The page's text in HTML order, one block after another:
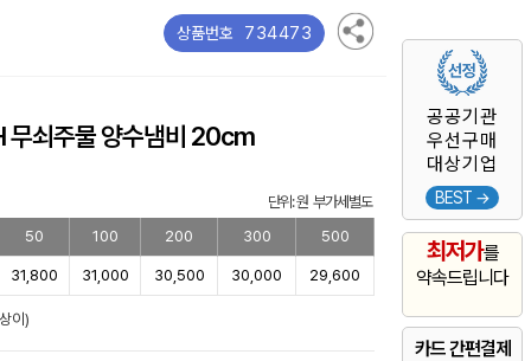
공공기관
우선구매
대상기업
BEST →
최저가를
약속드립니다
카드 간편결제
상품번호 734473
무쇠주물 양수냄비 20cm
단위: 원 부가세별도
50
100 200 300 500
31,800 31,000 30,500 30,000 29,600
이)